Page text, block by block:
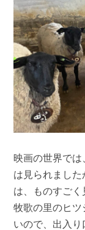
映画の世界で
は見られまし
は、ものすごく
牧歌の里のヒ
いので、出入